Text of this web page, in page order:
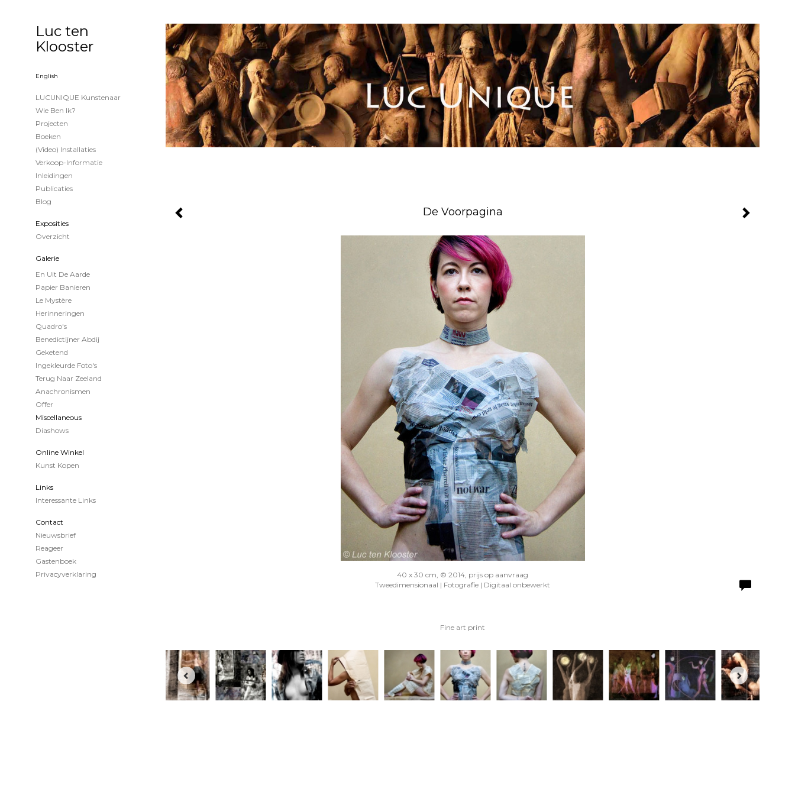
De Voorpagina
40 x 30 cm, © 2014, prijs op aanvraag
Tweedimensionaal | Fotografie | Digitaal onbewerkt
Fine art print
Luc ten
Klooster
English
LUCUNIQUE Kunstenaar
Wie Ben Ik?
Projecten
Boeken
(Video) Installaties
Verkoop-Informatie
Inleidingen
Publicaties
Blog
Exposities
Overzicht
Galerie
En Uit De Aarde
Papier Banieren
Le Mystère
Herinneringen
Quadro's
Benedictijner Abdij
Geketend
Ingekleurde Foto's
Terug Naar Zeeland
Anachronismen
Offer
Miscellaneous
Diashows
Online Winkel
Kunst Kopen
Links
Interessante Links
Contact
Nieuwsbrief
Reageer
Gastenboek
Privacyverklaring